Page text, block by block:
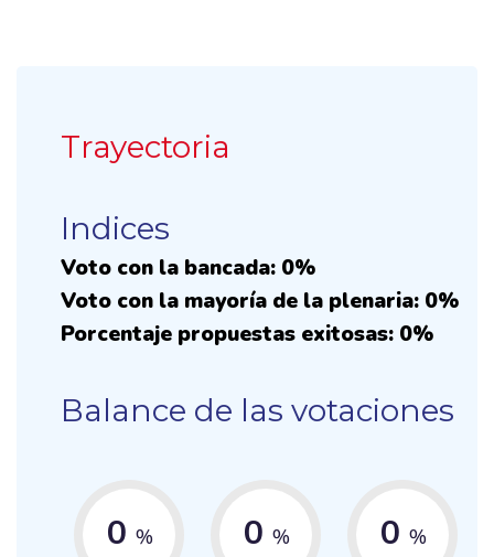
Trayectoria
Indices
Voto con la bancada: 0%
Voto con la mayoría de la plenaria: 0%
Porcentaje propuestas exitosas: 0%
Balance de las votaciones
0 % 0 % 0 %